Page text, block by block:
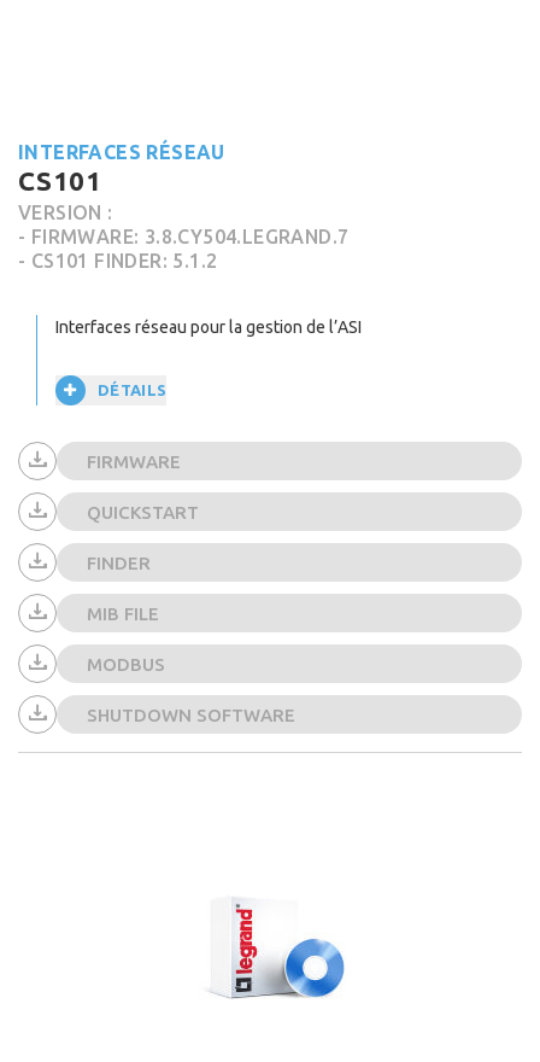
INTERFACES RÉSEAU
CS101
VERSION :
- FIRMWARE: 3.8.CY504.LEGRAND.7
- CS101 FINDER: 5.1.2
Interfaces réseau pour la gestion de l’ASI
DÉTAILS
FIRMWARE
QUICKSTART
FINDER
MIB FILE
MODBUS
SHUTDOWN SOFTWARE